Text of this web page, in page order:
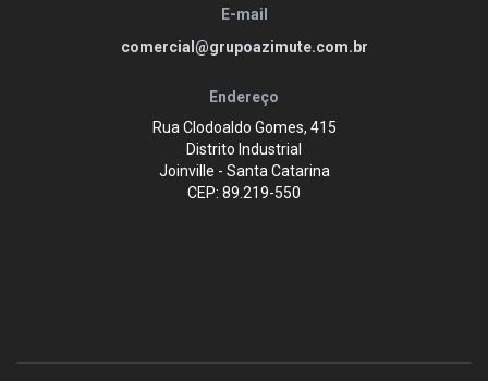
E-mail
comercial@grupoazimute.com.br
Endereço
Rua Clodoaldo Gomes, 415
Distrito Industrial
Joinville - Santa Catarina
CEP: 89.219-550